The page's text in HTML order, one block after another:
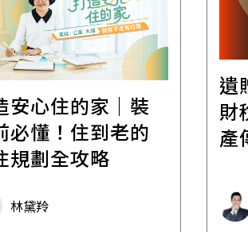
安心住的家｜裝
必懂！住到老的
規劃全攻略
林黛羚
遺
財
產